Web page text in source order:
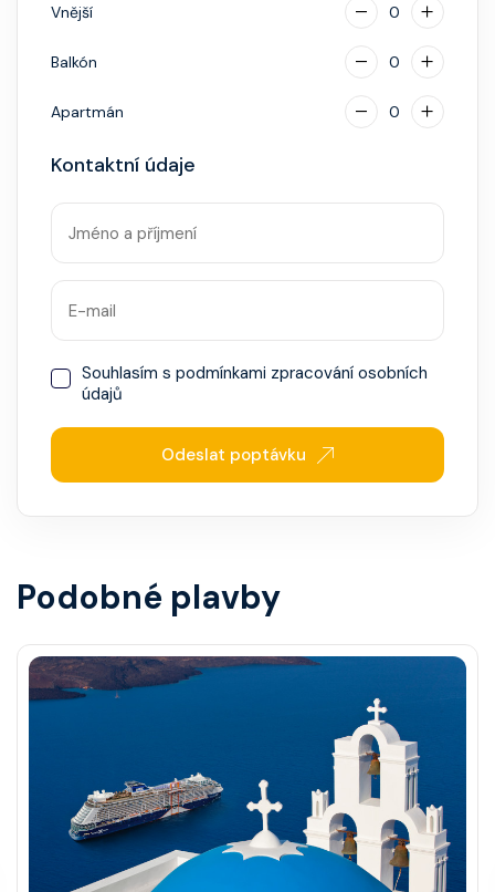
Vnější 0
Balkón 0
Apartmán 0
Kontaktní údaje
Souhlasím s podmínkami zpracování osobních
údajů
Odeslat poptávku
Podobné plavby